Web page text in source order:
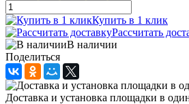
Купить в 1 клик
Рассчитать
В наличии
Поделиться
Доставка и установка площадки в